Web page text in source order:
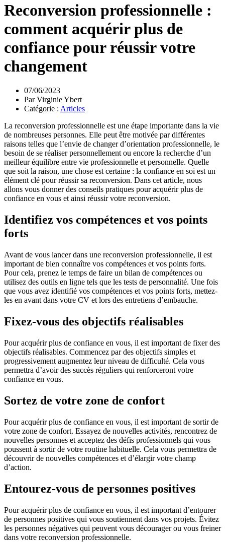
Reconversion professionnelle :
comment acquérir plus de
confiance pour réussir votre
changement
07/06/2023
ParVirginie Ybert
Catégorie : Articles
La reconversion professionnelle est une étape importante dans la vie
de nombreuses personnes. Elle peut être motivée par différentes
raisons telles que l’envie de changer d’orientation professionnelle, le
besoin de se réaliser personnellement ou encore la recherche d’un
meilleur équilibre entre vie professionnelle et personnelle. Quelle
que soit la raison, une chose est certaine : la confiance en soi est un
élément clé pour réussir sa reconversion. Dans cet article, nous
allons vous donner des conseils pratiques pour acquérir plus de
confiance en vous et ainsi réussir votre reconversion.
Identifiez vos compétences et vos points
forts
Avant de vous lancer dans une reconversion professionnelle, il est
important de bien connaître vos compétences et vos points forts.
Pour cela, prenez le temps de faire un bilan de compétences ou
utilisez des outils en ligne tels que les tests de personnalité. Une fois
que vous avez identifié vos compétences et vos points forts, mettez-
les en avant dans votre CV et lors des entretiens d’embauche.
Fixez-vous des objectifs réalisables
Pour acquérir plus de confiance en vous, il est important de fixer des
objectifs réalisables. Commencez par des objectifs simples et
progressivement augmentez leur niveau de difficulté. Cela vous
permettra d’avoir des succès réguliers qui renforceront votre
confiance en vous.
Sortez de votre zone de confort
Pour acquérir plus de confiance en vous, il est important de sortir de
votre zone de confort. Essayez de nouvelles activités, rencontrez de
nouvelles personnes et acceptez des défis professionnels qui vous
poussent à sortir de votre routine habituelle. Cela vous permettra de
découvrir de nouvelles compétences et d’élargir votre champ
d’action.
Entourez-vous de personnes positives
Pour acquérir plus de confiance en vous, il est important d’entourer
de personnes positives qui vous soutiennent dans vos projets. Évitez
les personnes négatives qui peuvent vous décourager ou vous freiner
dans votre reconversion professionnelle.